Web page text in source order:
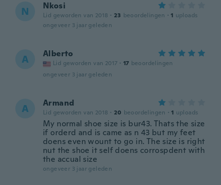
N Nkosi
Lid geworden van 2018 · 23 beoordelingen · 1 uploads
ongeveer 3 jaar geleden
A Alberto
Lid geworden van 2017 · 17 beoordelingen
ongeveer 3 jaar geleden
A Armand
Lid geworden van 2018 · 20 beoordelingen · 1 uploads
My normal shoe size is bur43. Thats the size
if orderd and is came as n 43 but my feet
doens even wount to go in. The size is right
nut the shoe it self doens corrospdent with
the accual size
ongeveer 3 jaar geleden